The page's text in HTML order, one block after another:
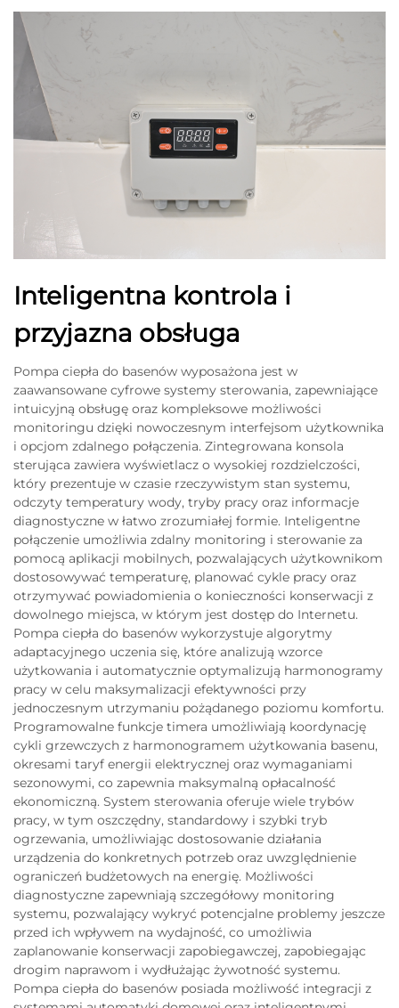
Inteligentna kontrola i
przyjazna obsługa
Pompa ciepła do basenów wyposażona jest w
zaawansowane cyfrowe systemy sterowania, zapewniające
intuicyjną obsługę oraz kompleksowe możliwości
monitoringu dzięki nowoczesnym interfejsom użytkownika
i opcjom zdalnego połączenia. Zintegrowana konsola
sterująca zawiera wyświetlacz o wysokiej rozdzielczości,
który prezentuje w czasie rzeczywistym stan systemu,
odczyty temperatury wody, tryby pracy oraz informacje
diagnostyczne w łatwo zrozumiałej formie. Inteligentne
połączenie umożliwia zdalny monitoring i sterowanie za
pomocą aplikacji mobilnych, pozwalających użytkownikom
dostosowywać temperaturę, planować cykle pracy oraz
otrzymywać powiadomienia o konieczności konserwacji z
dowolnego miejsca, w którym jest dostęp do Internetu.
Pompa ciepła do basenów wykorzystuje algorytmy
adaptacyjnego uczenia się, które analizują wzorce
użytkowania i automatycznie optymalizują harmonogramy
pracy w celu maksymalizacji efektywności przy
jednoczesnym utrzymaniu pożądanego poziomu komfortu.
Programowalne funkcje timera umożliwiają koordynację
cykli grzewczych z harmonogramem użytkowania basenu,
okresami taryf energii elektrycznej oraz wymaganiami
sezonowymi, co zapewnia maksymalną opłacalność
ekonomiczną. System sterowania oferuje wiele trybów
pracy, w tym oszczędny, standardowy i szybki tryb
ogrzewania, umożliwiając dostosowanie działania
urządzenia do konkretnych potrzeb oraz uwzględnienie
ograniczeń budżetowych na energię. Możliwości
diagnostyczne zapewniają szczegółowy monitoring
systemu, pozwalający wykryć potencjalne problemy jeszcze
przed ich wpływem na wydajność, co umożliwia
zaplanowanie konserwacji zapobiegawczej, zapobiegając
drogim naprawom i wydłużając żywotność systemu.
Pompa ciepła do basenów posiada możliwość integracji z